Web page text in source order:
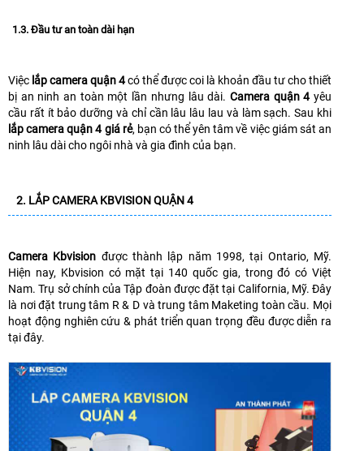
1.3. Đầu tư an toàn dài hạn
Việc lắp camera quận 4có thể được coi là khoản đầu tư cho thiết
bị an ninh an toàn một lần nhưng lâu dài. Camera quận 4yêu
cầu rất ít bảo dưỡng và chỉ cần lâu lâu lau và làm sạch. Sau khi
lắp camera quận 4 giá rẻ, bạn có thể yên tâm về việc giám sát an
ninh lâu dài cho ngôi nhà và gia đình của bạn.
2. LẮP CAMERA KBVISION QUẬN 4
Camera Kbvision được thành lập năm 1998, tại Ontario, Mỹ.
Hiện nay, Kbvision có mặt tại 140 quốc gia, trong đó có Việt
Nam. Trụ sở chính của Tập đoàn được đặt tại California, Mỹ. Đây
là nơi đặt trung tâm R & D và trung tâm Maketing toàn cầu. Mọi
hoạt động nghiên cứu & phát triển quan trọng đều được diễn ra
tại đây.